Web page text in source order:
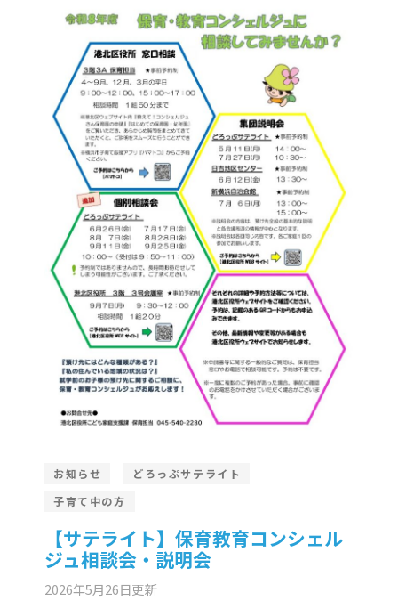
お知らせ
どろっぷサテライト
子育て中の方
【サテライト】保育教育コンシェル
ジュ相談会・説明会
2026年5月26日更新